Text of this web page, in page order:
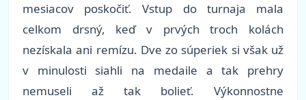
mesiacov poskočiť. Vstup do turnaja mala
celkom drsný, keď v prvých troch kolách
nezískala ani remízu. Dve zo súperiek si však už
v minulosti siahli na medaile a tak prehry
nemuseli až tak bolieť. Výkonnostne